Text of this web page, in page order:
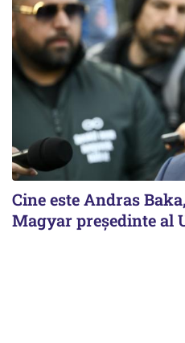
Cine este Andras
Magyar președinte al